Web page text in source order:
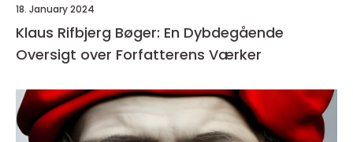
18. January 2024
Klaus Rifbjerg Bøger: En Dybdegående
Oversigt over Forfatterens Værker